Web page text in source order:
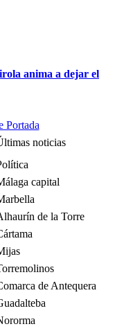
anima a dejar el
Portada
noticias
capital
de la Torre
de Antequera